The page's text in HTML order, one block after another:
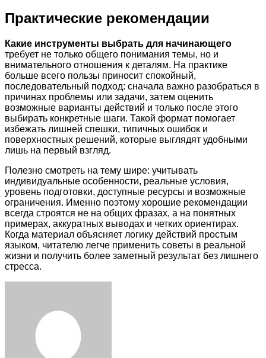
Практические рекомендации
Какие инструменты выбрать для начинающего
требует не только общего понимания темы, но и
внимательного отношения к деталям. На практике
больше всего пользы приносит спокойный,
последовательный подход: сначала важно разобраться в
причинах проблемы или задачи, затем оценить
возможные варианты действий и только после этого
выбирать конкретные шаги. Такой формат помогает
избежать лишней спешки, типичных ошибок и
поверхностных решений, которые выглядят удобными
лишь на первый взгляд.
Полезно смотреть на тему шире: учитывать
индивидуальные особенности, реальные условия,
уровень подготовки, доступные ресурсы и возможные
ограничения. Именно поэтому хорошие рекомендации
всегда строятся не на общих фразах, а на понятных
примерах, аккуратных выводах и четких ориентирах.
Когда материал объясняет логику действий простым
языком, читателю легче применить советы в реальной
жизни и получить более заметный результат без лишнего
стресса.